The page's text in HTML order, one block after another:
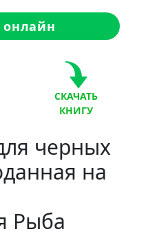
онлайн
СКАЧАТЬ
КНИГУ
черных
на
Рыба